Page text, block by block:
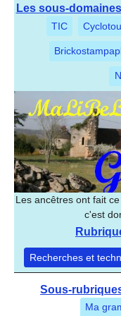
Les sous-
TIC
Les ancêtres ont fait
c'est
Recherches et
Sous-
Ma